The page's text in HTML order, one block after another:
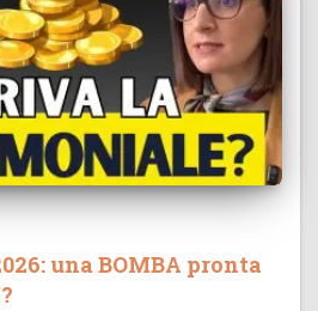
una BOMBA pronta